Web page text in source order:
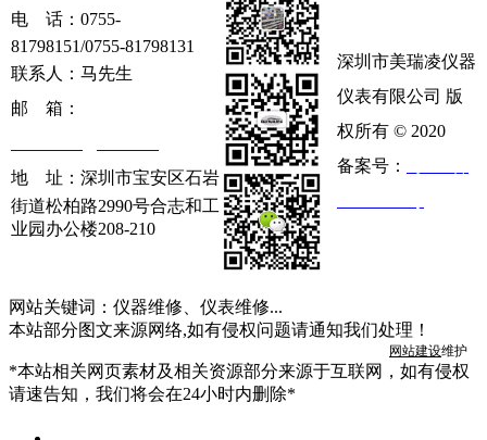
电 话： 0755-
81798151/0755-81798131
联系人：马先生
邮 箱：
地 址： 深圳市宝安区石岩
街道松柏路2990号合志和工
业园办公楼208-210
深圳市美瑞凌仪器
仪表有限公司 版
权所有 © 2020
备案号：
网站关键词：仪器维修、仪表维修...
本站部分图文来源网络,如有侵权问题请通知我们处理！
网站建设维护
*本站相关网页素材及相关资源部分来源于互联网，如有侵权
请速告知，我们将会在24小时内删除*